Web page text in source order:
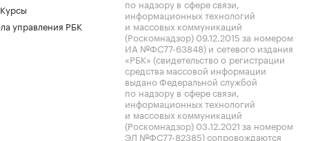
управления РБК
по надзору в сфере связи,
информационных технологий
и массовых коммуникаций
(Роскомнадзор) 09.12.2015 за номером
ИА №ФС77-63848) и сетевого издания
«РБК» (свидетельство о регистрации
средства массовой информации
выдано Федеральной службой
по надзору в сфере связи,
информационных технологий
и массовых коммуникаций
(Роскомнадзор) 03.12.2021 за номером
ЭЛ №ФС77-82385) сопровождаются